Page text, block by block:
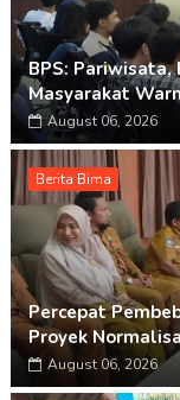
BPS:
Masyarakat
August 06, 2026
Berita Bima
Percepat
Proyek
August 06, 2026